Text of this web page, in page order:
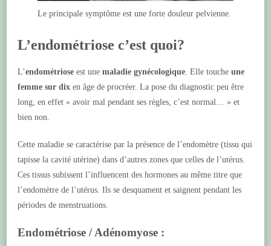
Le principale symptôme est une forte douleur pelvienne.
L’endométriose c’est quoi?
L’endométriose est une maladie gynécologique. Elle touche une
femme sur dix en âge de procréer. La pose du diagnostic peu être
long, en effet « avoir mal pendant ses règles, c’est normal… » et
bien non.
Cette maladie se caractérise par la présence de l’endomètre (tissu qui
tapisse la cavité utérine) dans d’autres zones que celles de l’utérus.
Ces tissus subissent l’influencent des hormones au même titre que
l’endomètre de l’utérus. Ils se desquament et saignent pendant les
périodes de menstruations.
Endométriose / Adénomyose :